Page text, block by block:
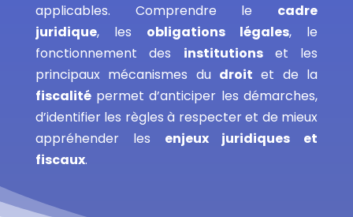
applicables. Comprendre le cadre
juridique, les obligations légales, le
fonctionnement des institutionset les
principaux mécanismes du droit et de la
fiscalitépermet d’anticiper les démarches,
d’identifier les règles à respecter et de mieux
appréhender les enjeux juridiques et
fiscaux.